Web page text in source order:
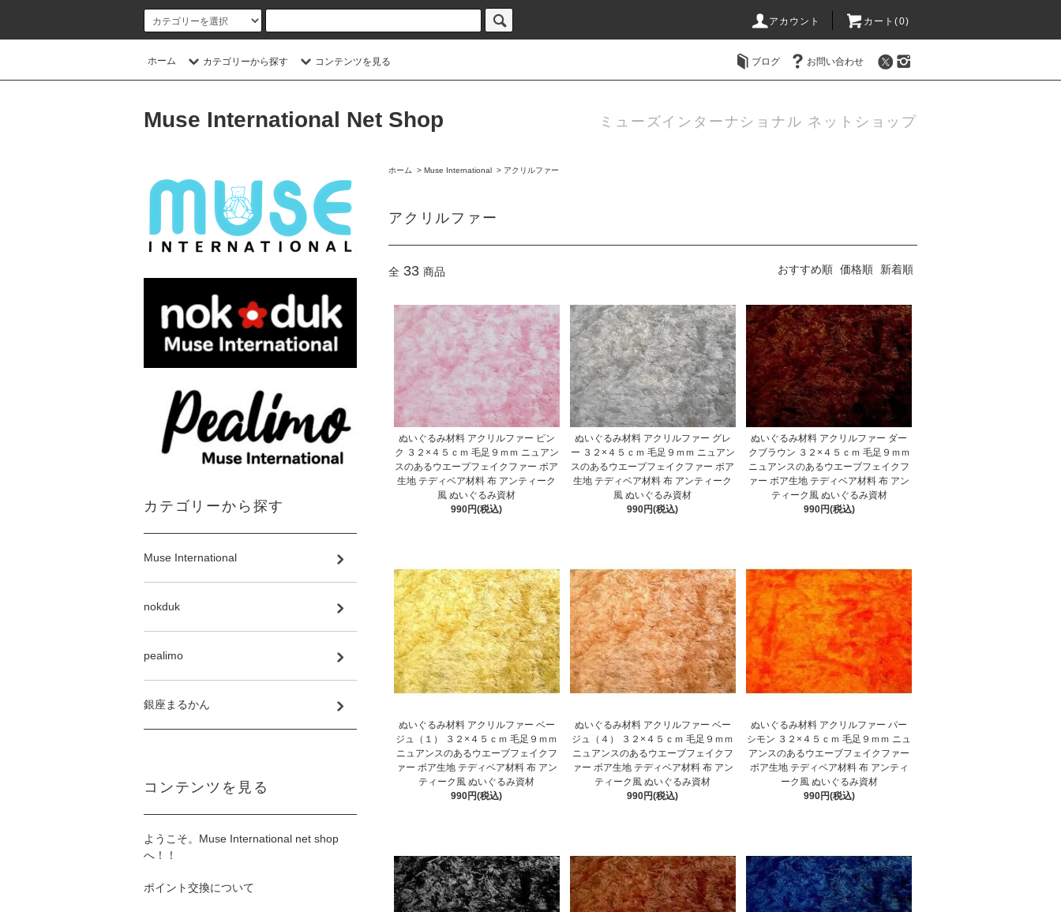
アカウント カート(0)
ホーム カテゴリーから探す コンテンツを見る ブログ お問い合わせ
Muse International Net Shop ミューズインターナショナル ネットショップ
ホーム > Muse International > アクリルファー
アクリルファー
全 33 商品 おすすめ順 価格順 新着順
ぬいぐるみ材料 アクリルファー ピン
ク ３２×４５ｃｍ 毛足９ｍｍ ニュアン
スのあるウエーブフェイクファー ボア
生地 テディベア材料 布 アンティーク
風 ぬいぐるみ資材
990円(税込)
ぬいぐるみ材料 アクリルファー グレ
ー ３２×４５ｃｍ 毛足９ｍｍ ニュアン
スのあるウエーブフェイクファー ボア
生地 テディベア材料 布 アンティーク
風 ぬいぐるみ資材
990円(税込)
ぬいぐるみ材料 アクリルファー ダー
クブラウン ３２×４５ｃｍ 毛足９ｍｍ
ニュアンスのあるウエーブフェイクフ
ァー ボア生地 テディベア材料 布 アン
ティーク風 ぬいぐるみ資材
990円(税込)
ぬいぐるみ材料 アクリルファー ベー
ジュ（１） ３２×４５ｃｍ 毛足９ｍｍ
ニュアンスのあるウエーブフェイクフ
ァー ボア生地 テディベア材料 布 アン
ティーク風 ぬいぐるみ資材
990円(税込)
ぬいぐるみ材料 アクリルファー ベー
ジュ（４） ３２×４５ｃｍ 毛足９ｍｍ
ニュアンスのあるウエーブフェイクフ
ァー ボア生地 テディベア材料 布 アン
ティーク風 ぬいぐるみ資材
990円(税込)
ぬいぐるみ材料 アクリルファー パー
シモン ３２×４５ｃｍ 毛足９ｍｍ ニュ
アンスのあるウエーブフェイクファー
ボア生地 テディベア材料 布 アンティ
ーク風 ぬいぐるみ資材
990円(税込)
カテゴリーから探す
Muse International
nokduk
pealimo
銀座まるかん
コンテンツを見る
ようこそ。Muse International net shop
へ！！
ポイント交換について